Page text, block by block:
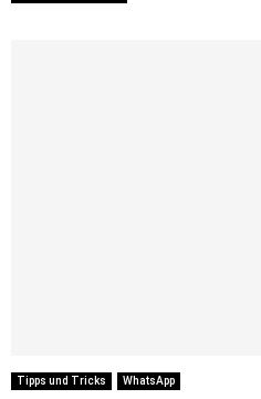
Tipps und Tricks WhatsApp